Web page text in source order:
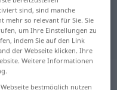
sind, sind manche
mehr so relevant für Sie. Sie
um Ihre Einstellungen zu
indem Sie auf den Link
der Webseite klicken. Ihre
Weitere Informationen
bestmöglich nutzen